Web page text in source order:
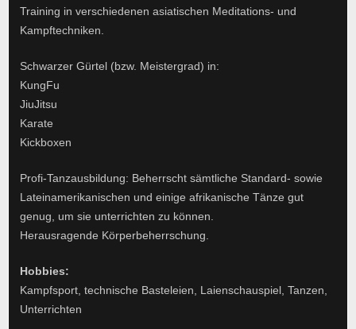
Training in verschiedenen asiatischen Meditations- und
Kampftechniken.
Schwarzer Gürtel (bzw. Meistergrad) in:
KungFu
JiuJitsu
Karate
Kickboxen
Profi-Tanzausbildung: Beherrscht sämtliche Standard- sowie
Lateinamerikanischen und einige afrikanische Tänze gut
genug, um sie unterrichten zu können.
Herausragende Körperbeherrschung.
Hobbies:
Kampfsport, technische Basteleien, Laienschauspiel, Tanzen,
Unterrichten